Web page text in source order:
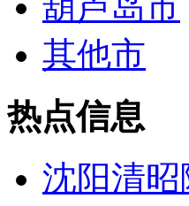
其他市
热点信息
沈阳清昭